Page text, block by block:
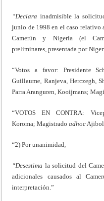
“Declara inadmisible la
junio de 1998 en el caso relativo
Camerún y Nigeria (el
preliminares, presentada por
“Votos a favor: Presidente
Guillaume, Ranjeva, Herczegh,
Parra Aranguren, Kooijmans;
“VOTOS EN CONTRA:
Koroma; Magistradoadhoc
“2) Por unanimidad,
“Desestima la solicitud del
adicionales causados al
interpretación.”